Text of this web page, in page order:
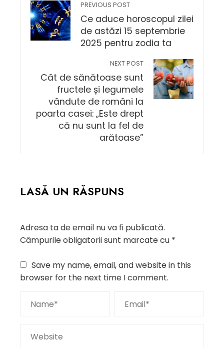
PREVIOUS POST
Ce aduce horoscopul zilei
de astăzi 15 septembrie
2025 pentru zodia ta
NEXT POST
Cât de sănătoase sunt
fructele și legumele
vândute de români la
poarta casei: „Este drept
că nu sunt la fel de
arătoase”
LASĂ UN RĂSPUNS
Adresa ta de email nu va fi publicată.
Câmpurile obligatorii sunt marcate cu *
Save my name, email, and website in this
browser for the next time I comment.